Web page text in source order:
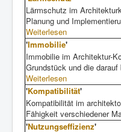
Lärmschutz im
Planung und
Weiterlesen
'Immobilie'
Immobilie im Architektur-
Grundstück und die
Weiterlesen
'Kompatibilität'
Kompatibilität im
Fähigkeit verschiedener
'Nutzungseffizienz'